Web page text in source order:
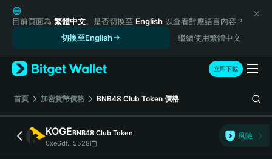
English
日本語
Русский
Español (Latinoamérica)
Türkçe
Italiano
简体中文
繁體中文
目前頁面為 繁體中文。是否切換至 English 以查看對應語言內容？
切換至English
繼續使用繁體中文
立即下載
首頁 加密貨幣價格 BNB48 Club Token 價格
KOGEBNB48 Club Token
0xe6df...5528
風險